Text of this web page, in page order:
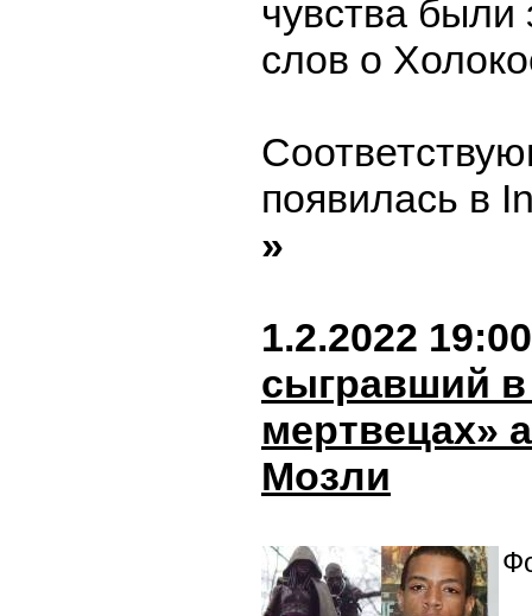
чувства были
слов о
появилась в
»
1.2.2022 19:00
сыгравший
мертвецах»
Мозли